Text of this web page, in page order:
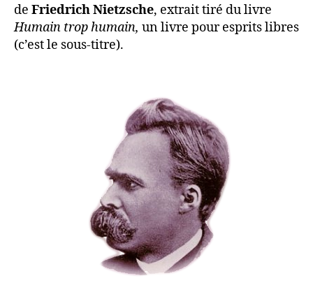
de Friedrich Nietzsche, extrait tiré du livre
Humain trop humain, un livre pour esprits libres
(c’est le sous-titre).